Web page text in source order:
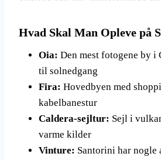
Hvad Skal Man Opleve på
Oia: Den mest fotogene by i
til solnedgang
Fira: Hovedbyen med
kabelbanestur
Caldera-sejltur: Sejl i
varme kilder
Vinture: Santorini har nogle